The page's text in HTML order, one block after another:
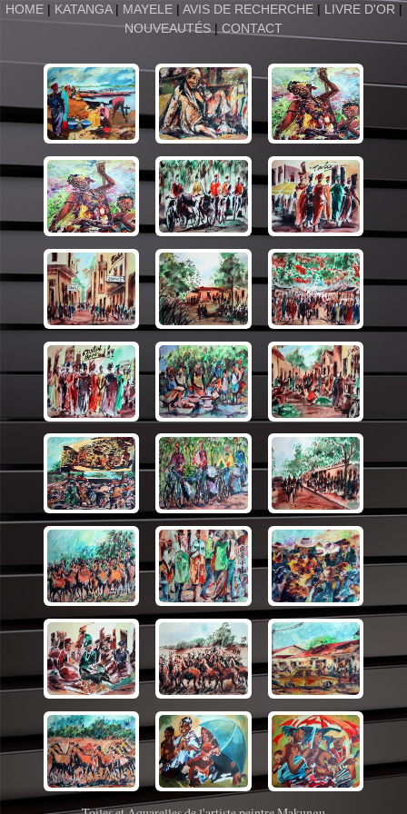
HOME | KATANGA| MAYELE| AVIS DE RECHERCHE| LIVRE D'OR |
NOUVEAUTÉS| CONTACT